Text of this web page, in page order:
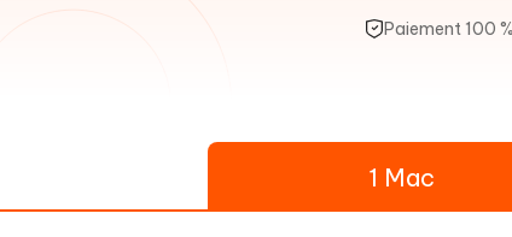
Paiement 100
1 Mac